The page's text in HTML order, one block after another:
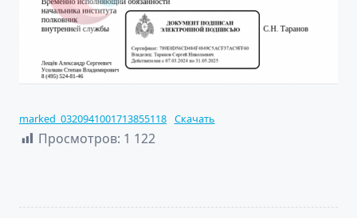
marked_0320941001713855118 Скачать
Просмотров: 1 122